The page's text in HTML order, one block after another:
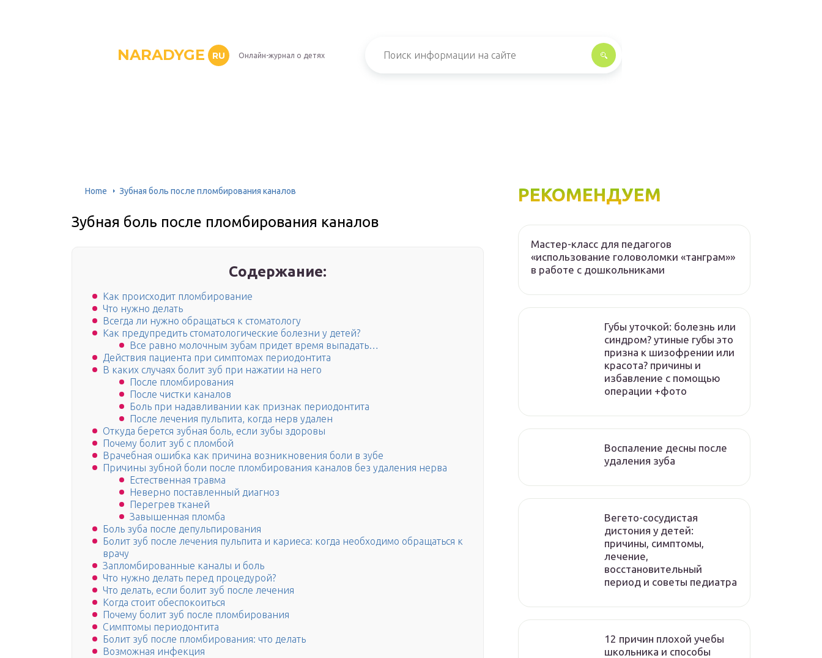
NARADYGE RU Онлайн-журнал о детях
Home Зубная боль после пломбирования каналов
Зубная боль после пломбирования каналов
Содержание:
Как происходит пломбирование
Что нужно делать
Всегда ли нужно обращаться к стоматологу
Как предупредить стоматологические болезни у детей?
Все равно молочным зубам придет время выпадать…
Действия пациента при симптомах периодонтита
В каких случаях болит зуб при нажатии на него
После пломбирования
После чистки каналов
Боль при надавливании как признак периодонтита
После лечения пульпита, когда нерв удален
Откуда берется зубная боль, если зубы здоровы
Почему болит зуб с пломбой
Врачебная ошибка как причина возникновения боли в зубе
Причины зубной боли после пломбирования каналов без удаления нерва
Естественная травма
Неверно поставленный диагноз
Перегрев тканей
Завышенная пломба
Боль зуба после депульпирования
Болит зуб после лечения пульпита и кариеса: когда необходимо обращаться к
врачу
Запломбированные каналы и боль
Что нужно делать перед процедурой?
Что делать, если болит зуб после лечения
Когда стоит обеспокоиться
Почему болит зуб после пломбирования
Симптомы периодонтита
Болит зуб после пломбирования: что делать
Возможная инфекция
РЕКОМЕНДУЕМ
Мастер-класс для педагогов
«использование головоломки «танграм»»
в работе с дошкольниками
Губы уточкой: болезнь или
синдром? утиные губы это
призна к шизофрении или
красота? причины и
избавление с помощью
операции +фото
Воспаление десны после
удаления зуба
Вегето-сосудистая
дистония у детей:
причины, симптомы,
лечение,
восстановительный
период и советы педиатра
12 причин плохой учебы
школьника и способы